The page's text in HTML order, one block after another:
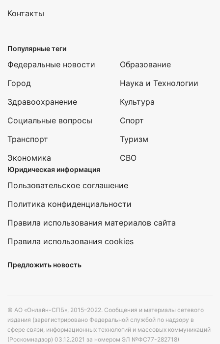
Контакты
Популярные теги
Федеральные новости
Город
Здравоохранение
Социальные вопросы
Транспорт
Экономика
Образование
Наука и Технологии
Культура
Спорт
Туризм
СВО
Юридическая информация
Пользовательское соглашение
Политика конфиденциальности
Правила использования материалов сайта
Правила использования cookies
Предложить новость
© АО «Онлайн-СПБ», 2015–2022. Сообщения и материалы сетевого
издания (зарегистрировано Федеральной службой по надзору в
сфере связи, информационных технологий и массовых коммуникаций
(Роскомнадзор) 03.12.2021 за номером ЭЛ №ФС77-282718)